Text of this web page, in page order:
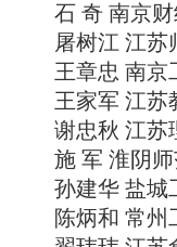
石 奇 南京财
屠树江 江苏
王章忠 南京
王家军 江苏
谢忠秋 江苏
施 军 淮阴师
孙建华 盐城
陈炳和 常州